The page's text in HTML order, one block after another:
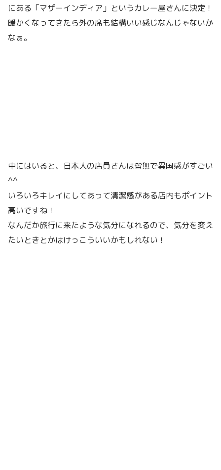
にある「マザーインディア」というカレー屋さんに決定！
暖かくなってきたら外の席も結構いい感じなんじゃないか
なぁ。
中にはいると、日本人の店員さんは皆無で異国感がすごい
^^
いろいろキレイにしてあって清潔感がある店内もポイント
高いですね！
なんだか旅行に来たような気分になれるので、気分を変え
たいときとかはけっこういいかもしれない！